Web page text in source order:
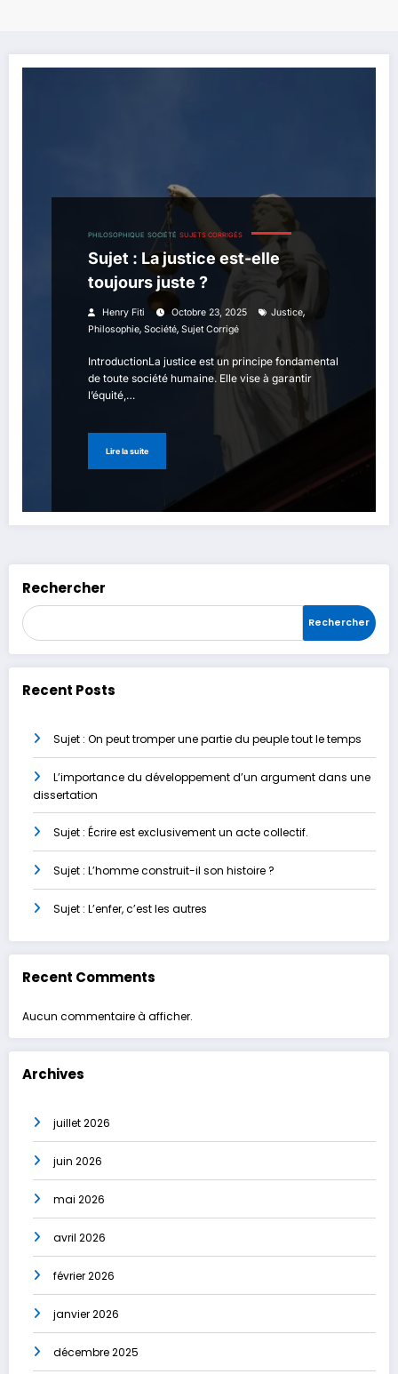
PHILOSOPHIQUE SOCIÉTÉ SUJETS CORRIGÉS
Sujet : La justice est-elle
toujours juste ?
Henry Fiti Octobre 23, 2025 Justice,
Philosophie, Société, Sujet Corrigé
IntroductionLa justice est un principe fondamental
de toute société humaine. Elle vise à garantir
l’équité,…
Lire la suite
Rechercher
Rechercher
Recent Posts
Sujet : On peut tromper une partie du peuple tout le temps
L’importance du développement d’un argument dans une
dissertation
Sujet : Écrire est exclusivement un acte collectif.
Sujet : L’homme construit-il son histoire ?
Sujet : L’enfer, c’est les autres
Recent Comments
Aucun commentaire à afficher.
Archives
juillet 2026
juin 2026
mai 2026
avril 2026
février 2026
janvier 2026
décembre 2025